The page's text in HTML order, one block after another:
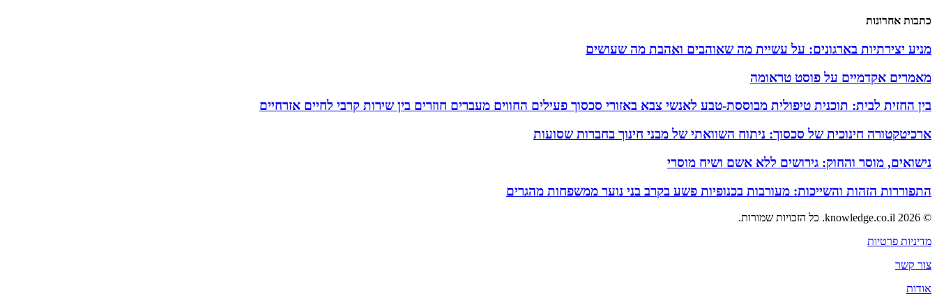
כתבות אחרונות
מניע יצירתיות בארגונים: על עשיית מה שאוהבים ואהבת מה שעושים
מאמרים אקדמיים על פוסט טראומה
בין החזית לבית: תוכנית טיפולית מבוססת-טבע לאנשי צבא באזורי סכסוך פעילים החווים מעברים חוזרים בין שירות קרבי לחיים אזרחיים
ארכיטקטורה חינוכית של סכסוך: ניתוח השוואתי של מבני חינוך בחברות שסועות
נישואים, מוסר והחוק: גירושים ללא אשם ושיח מוסרי
התפוררות הזהות והשייכות: מעורבות בכנופיות פשע בקרב בני נוער ממשפחות מהגרים
© 2026 knowledge.co.il. כל הזכויות שמורות.
מדיניות פרטיות
צור קשר
אודות